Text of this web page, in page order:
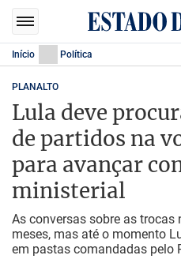
Início Política
PLANALTO
Lula deve
de partidos na
para avançar
ministerial
As conversas sobre as
meses, mas até o momento
em pastas comandadas pelo